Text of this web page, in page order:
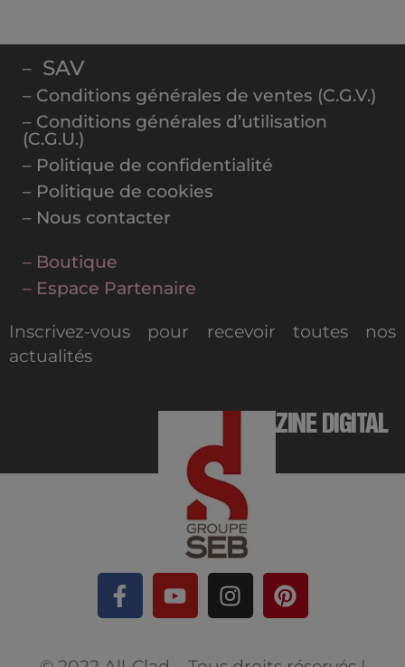
– SAV
– Conditions générales de ventes (C.G.V.)
– Conditions générales d’utilisation
(C.G.U.)
– Politique de confidentialité
– Politique de cookies
– Nous contacter
– Boutique
– Espace Partenaire
Inscrivez-vous pour recevoir toutes nos
actualités
MAGAZINE DIGITAL